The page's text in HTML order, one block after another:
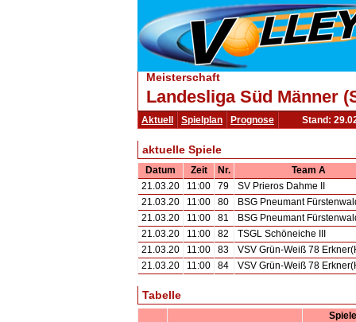
Meisterschaft
Landesliga Süd Männer
Aktuell Spielplan Prognose Stand:
aktuelle Spiele
Datum Zeit Nr.
Team A
21.03.20
11:00 79
SV Prieros Dahme II
21.03.20
11:00 80
BSG Pneumant
21.03.20
11:00 81
BSG Pneumant
21.03.20
11:00 82
TSGL Schöneiche III
21.03.20
11:00 83
VSV Grün-Weiß 78
21.03.20
11:00 84 VSV Grün-Weiß 78
Tabelle
Spiele